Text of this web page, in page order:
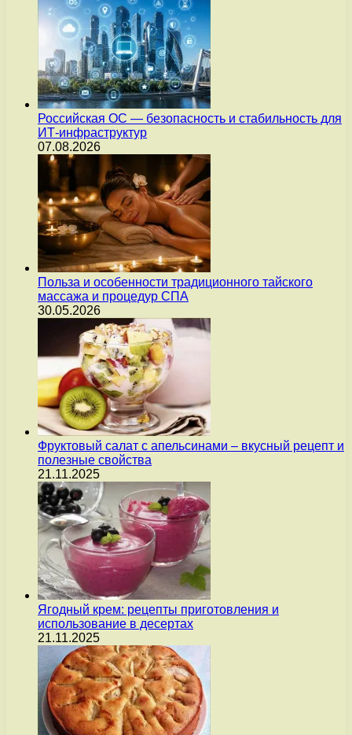
Российская ОС — безопасность и стабильность для
ИТ-инфраструктур
07.08.2026
Польза и особенности традиционного тайского
массажа и процедур СПА
30.05.2026
Фруктовый салат с апельсинами – вкусный рецепт и
полезные свойства
21.11.2025
Ягодный крем: рецепты приготовления и
использование в десертах
21.11.2025